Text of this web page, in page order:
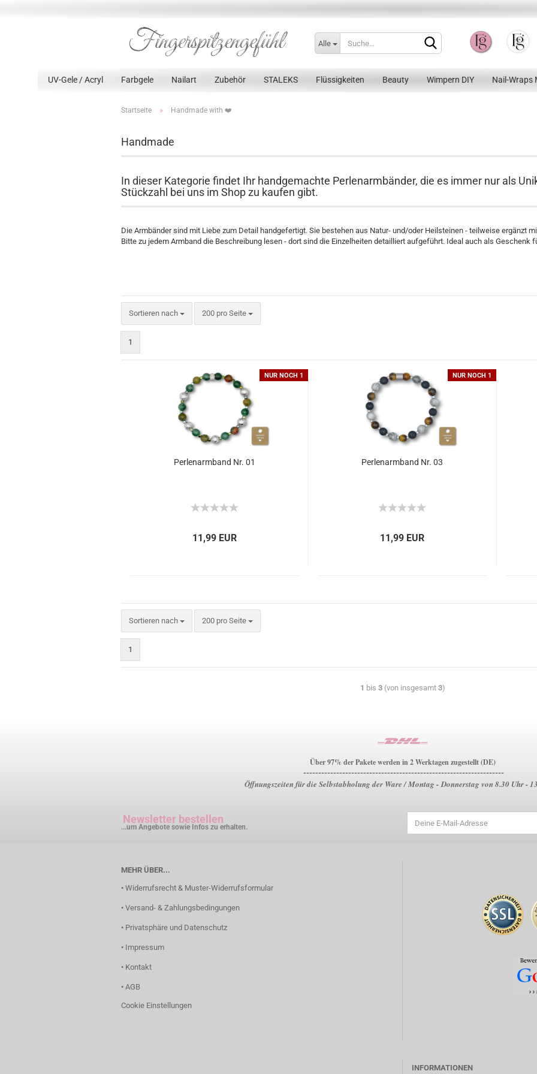
Konto erstellen
Alle
UV-Gele / Acryl Farbgele Nailart Zubehör STALEKS Flüssigkeiten Beauty Wimpern DIY Nail-Wraps
Startseite » Handmade with ❤️
Handmade
In dieser Kategorie findet Ihr handgemachte Perlenarmbänder, die es immer nur als
Stückzahl bei uns im Shop zu kaufen gibt.
Die Armbänder sind mit Liebe zum Detail handgefertigt. Sie bestehen aus Natur- und/oder Heilsteinen - teilweise ergänzt
Bitte zu jedem Armband die Beschreibung lesen - dort sind die Einzelheiten detailliert aufgeführt. Ideal auch als Geschenk
Sortieren nach 200 pro Seite
1
NUR NOCH 1
Perlenarmband Nr. 01
11,99 EUR
NUR NOCH 1
Perlenarmband Nr. 03
11,99 EUR
Sortieren nach 200 pro Seite
1
1 bis 3 (von insgesamt 3)
Über 97% der Pakete werden in 2 Werktagen zugestellt (DE)
-------------------------------------------------------------------
Öffnungszeiten für die Selbstabholung der Ware / Montag - Donnerstag von 8.30 Uhr -
Newsletter bestellen
...um Angebote sowie Infos zu erhalten.
MEHR ÜBER...
• Widerrufsrecht & Muster-Widerrufsformular
• Versand- & Zahlungsbedingungen
• Privatsphäre und Datenschutz
• Impressum
• Kontakt
• AGB
Cookie Einstellungen
INFORMATIONEN